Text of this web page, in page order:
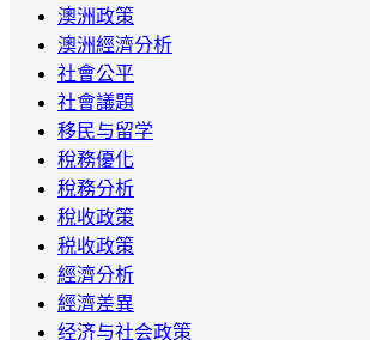
澳洲政策
澳洲經濟分析
社會公平
社會議題
移民与留学
稅務優化
稅務分析
稅收政策
税收政策
經濟分析
經濟差異
经济与社会政策